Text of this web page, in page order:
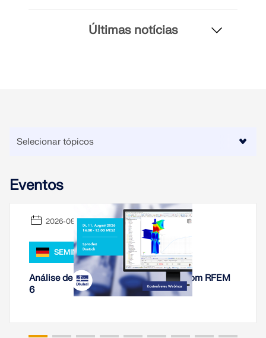
Produtos desatualizados
Últimas notícias
Eventos
2026-08-11
SEMINÁRIO WEB,
Análise de rigidez de ligações de aço com RFEM
6